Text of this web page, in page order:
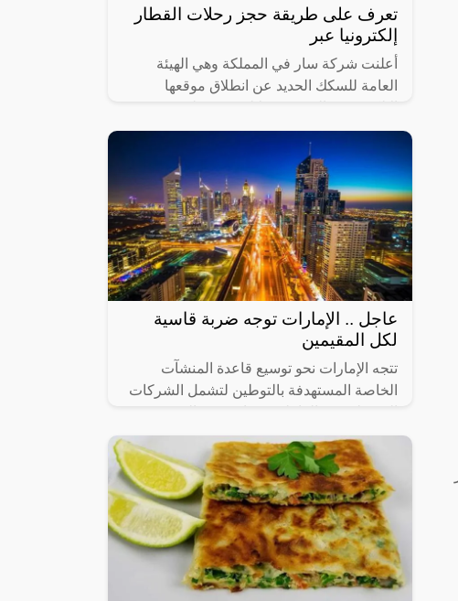
تعرف على طريقة حجز رحلات القطار
إلكترونيا عبر
أعلنت شركة سار في المملكة وهي الهيئة
العامة للسكك الحديد عن انطلاق موقعها
الأشخاص حجز القطارات ومعرفة المواعيد
المختلفة لها،
عاجل .. الإمارات توجه ضربة قاسية
لكل المقيمين
تتجه الإمارات نحو توسيع قاعدة المنشآت
الخاصة المستهدفة بالتوطين لتشمل الشركات
عاملاً، في 14 نشاطاً اقتصادياً رئيساً تم